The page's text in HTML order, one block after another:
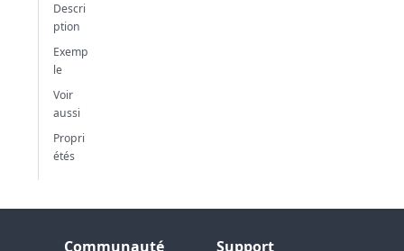
Descri
ption
Exemp
le
Voir
aussi
Propri
étés
Communauté Support